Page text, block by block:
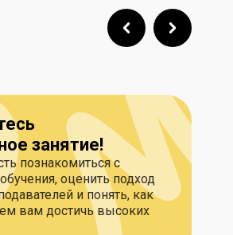
занятие!
познакомиться с
оценить подход
и понять, как
вам достичь высоких